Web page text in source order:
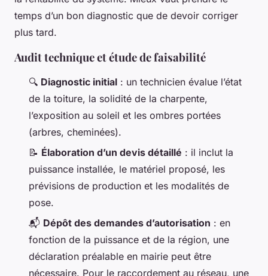
temps d’un bon diagnostic que de devoir corriger
plus tard.
Audit technique et étude de faisabilité
🔍 Diagnostic initial : un technicien évalue l’état
de la toiture, la solidité de la charpente,
l’exposition au soleil et les ombres portées
(arbres, cheminées).
📝 Élaboration d’un devis détaillé : il inclut la
puissance installée, le matériel proposé, les
prévisions de production et les modalités de
pose.
📬 Dépôt des demandes d’autorisation : en
fonction de la puissance et de la région, une
déclaration préalable en mairie peut être
nécessaire. Pour le raccordement au réseau, une